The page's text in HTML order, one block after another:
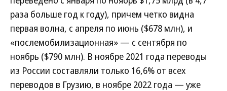
раза больше год к году), причем четко видна
первая волна, с апреля по июнь ($678 млн), и
«послемобилизационная» — с сентября по
ноябрь ($790 млн). В ноябре 2021 года переводы
из России составляли только 16,6% от всех
переводов в Грузию, в ноябре 2022 года — уже